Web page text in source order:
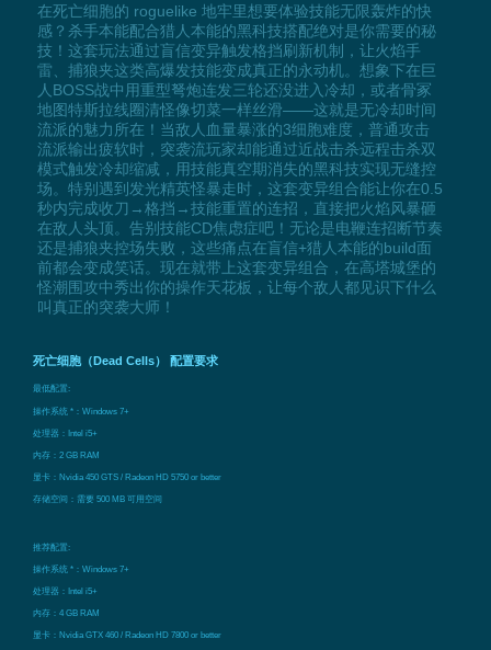
在死亡细胞的 roguelike 地牢里想要体验技能无限轰炸的快
感？杀手本能配合猎人本能的黑科技搭配绝对是你需要的秘
技！这套玩法通过盲信变异触发格挡刷新机制，让火焰手
雷、捕狼夹这类高爆发技能变成真正的永动机。想象下在巨
人BOSS战中用重型弩炮连发三轮还没进入冷却，或者骨冢
地图特斯拉线圈清怪像切菜一样丝滑——这就是无冷却时间
流派的魅力所在！当敌人血量暴涨的3细胞难度，普通攻击
流派输出疲软时，突袭流玩家却能通过近战击杀远程击杀双
模式触发冷却缩减，用技能真空期消失的黑科技实现无缝控
场。特别遇到发光精英怪暴走时，这套变异组合能让你在0.5
秒内完成收刀→格挡→技能重置的连招，直接把火焰风暴砸
在敌人头顶。告别技能CD焦虑症吧！无论是电鞭连招断节奏
还是捕狼夹控场失败，这些痛点在盲信+猎人本能的build面
前都会变成笑话。现在就带上这套变异组合，在高塔城堡的
怪潮围攻中秀出你的操作天花板，让每个敌人都见识下什么
叫真正的突袭大师！
死亡细胞（Dead Cells） 配置要求
最低配置:
操作系统 *：Windows 7+
处理器：Intel i5+
内存：2 GB RAM
显卡：Nvidia 450 GTS / Radeon HD 5750 or better
存储空间：需要 500 MB 可用空间
推荐配置:
操作系统 *：Windows 7+
处理器：Intel i5+
内存：4 GB RAM
显卡：Nvidia GTX 460 / Radeon HD 7800 or better